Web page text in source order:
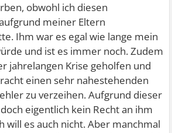
obwohl ich diesen
meiner Eltern
Ihm war es egal wie lange mein
und ist es immer noch. Zudem
jahrelangen Krise geholfen und
einen sehr nahestehenden
zu verzeihen. Aufgrund dieser
eigentlich kein Recht an ihm
will es auch nicht. Aber manchmal